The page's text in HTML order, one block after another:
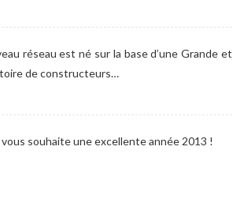
réseau est né sur la base d’une Grande et
de constructeurs…
souhaite une excellente année 2013 !